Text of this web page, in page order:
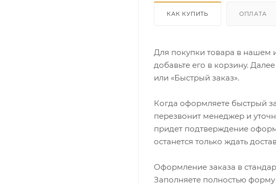
КАК КУПИТЬ ОПЛАТА
Для покупки товара в нашем
добавьте его в корзину.
или «Быстрый заказ».
Когда оформляете быстрый
перезвонит менеджер и
придет подтверждение
останется только ждать
Оформление заказа в
Заполняете полностью